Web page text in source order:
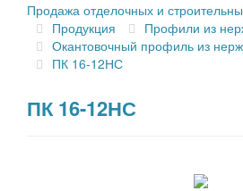
Продажа отделочных и
Продукция
Профили из
Окантовочный профиль из
ПК 16-12НС
ПК 16-12НС